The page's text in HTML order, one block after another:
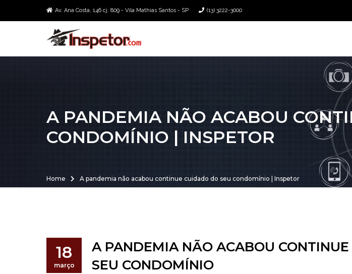
Av. Ana Costa, 146 cj. 809 - Vila Mathias Santos - SP (13) 3222-3000
A PANDEMIA NÃO ACABOU
CONDOMÍNIO | INSPETOR
Home A pandemia não acabou continue cuidado do seu condomínio | Inspetor
18
março
A PANDEMIA NÃO ACABOU
SEU CONDOMÍNIO